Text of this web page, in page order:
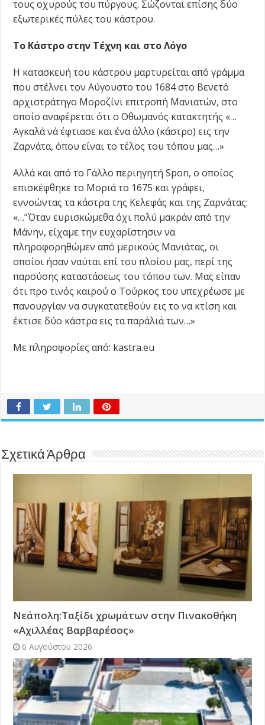
τους οχυρούς του πύργους. Σώζονται επίσης δύο
εξωτερικές πύλες του κάστρου.
Το Κάστρο στην Τέχνη και στο Λόγο
Η κατασκευή του κάστρου μαρτυρείται από γράμμα
που στέλνει τον Αύγουστο του 1684 στο Βενετό
αρχιστράτηγο Μοροζίνι επιτροπή Μανιατών, στο
οποίο αναφέρεται ότι ο Οθωμανός κατακτητής «…
Αγκαλά νά έφτιασε και ένα άλλο (κάστρο) εις την
Ζαρνάτα, όπου είναι το τέλος του τόπου μας…»
Αλλά και από το Γάλλο περιηγητή Spon, ο οποίος
επισκέφθηκε το Μοριά το 1675 και γράφει,
εννοώντας τα κάστρα της Κελεφάς και της Ζαρνάτας:
«…”Όταν ευρισκώμεθα όχι πολύ μακράν από την
Μάνην, είχαμε την ευχαρίστησιν να
πληροφορηθώμεν από μερικούς Μανιάτας, οι
οποίοι ήσαν ναύται επί του πλοίου μας, περί της
παρούσης καταστάσεως του τόπου των. Μας είπαν
ότι προ τινός καιρού ο Τούρκος του υπεχρέωσε με
πανουργίαν να συγκατατεθούν εις το να κτίση και
έκτισε δύο κάστρα εις τα παράλιά των…»
Με πληροφορίες από: kastra.eu
Σχετικά Άρθρα
Νεάπολη:Ταξίδι χρωμάτων στην Πινακοθήκη
«Αχιλλέας Βαρβαρέσος»
6 Αυγούστου 2026